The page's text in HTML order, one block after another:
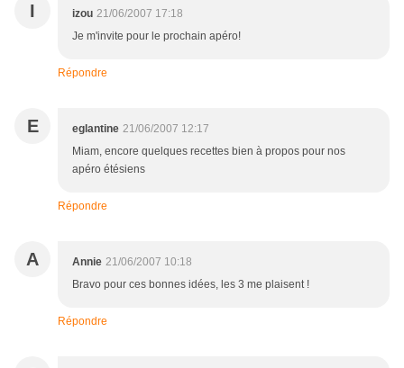
I izou 21/06/2007 17:18
Je m'invite pour le prochain apéro!
Répondre
E eglantine 21/06/2007 12:17
Miam, encore quelques recettes bien à propos pour nos
apéro étésiens
Répondre
A Annie 21/06/2007 10:18
Bravo pour ces bonnes idées, les 3 me plaisent !
Répondre